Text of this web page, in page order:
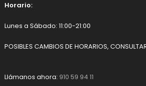
Horario:
Lunes a Sábado: 11:00-21:00
POSIBLES CAMBIOS DE HORARIOS,
Llámanos ahora: 910 59 94 11